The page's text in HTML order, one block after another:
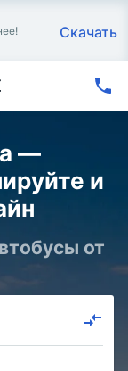
Скачать
—
и
от